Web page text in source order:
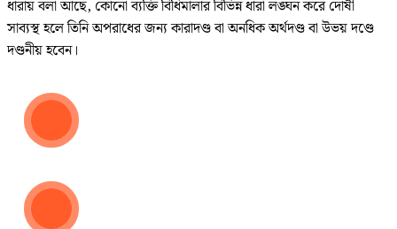
ধারায় বলা আছে, কোনো ব্যক্তি বিধিমালার বিভিন্ন ধারা লঙ্ঘন করে দোষী
সাব্যস্থ হলে তিনি অপরাধের জন্য কারাদণ্ড বা অনধিক অর্থদণ্ড বা উভয় দণ্ডে
দণ্ডনীয় হবেন।